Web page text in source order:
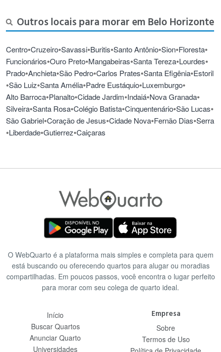
Outros locais para morar em Belo Horizonte
Centro•Cruzeiro•Savassi•Buritis•Santo Antônio•Sion•Floresta•
Funcionários•Ouro Preto•Mangabeiras•Santa Tereza•Lourdes•
Prado•Anchieta•São Pedro•Carlos Prates•Santa Efigênia•Estoril
•São Luiz•Santa Amélia•Padre Eustáquio•Luxemburgo•
Alto Barroca•Planalto•Cidade Jardim•Indaiá•Nova Granada•
Silveira•Santa Rosa•Colégio Batista•Cinquentenário•São Lucas•
São Gabriel•Coração de Jesus•Cidade Nova•Fernão Dias•Serra
•Liberdade•Gutierrez•Caiçaras
O WebQuarto é a plataforma mais simples e completa para quem
está buscando ou oferecendo quartos para alugar ou moradias
compartilhadas. Em poucos passos, você encontra o lugar perfeito
para morar com seu colega de quarto ideal.
Início
Buscar Quartos
Anunciar Quarto
Universidades
Empresa
Sobre
Termos de Uso